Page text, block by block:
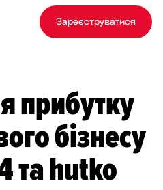
Зареєструватися
прибутку
бізнесу
та hutko